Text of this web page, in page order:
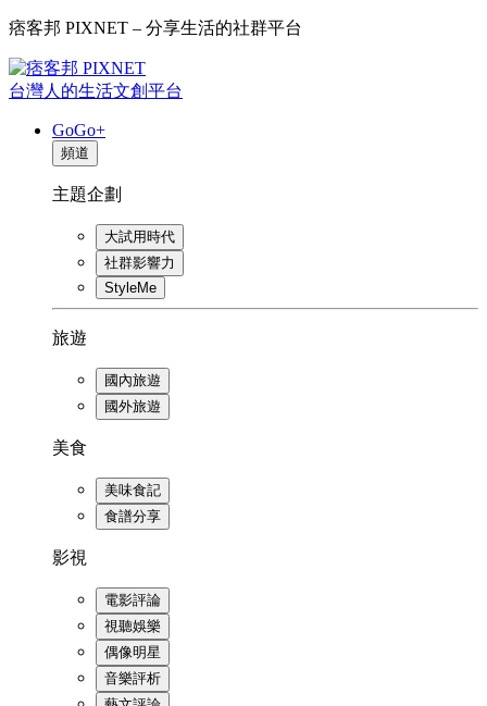
痞客邦 PIXNET – 分享生活的社群平台
台灣人的生活文創平台
GoGo+
頻道
主題企劃
大試用時代
社群影響力
StyleMe
旅遊
國內旅遊
國外旅遊
美食
美味食記
食譜分享
影視
電影評論
視聽娛樂
偶像明星
音樂評析